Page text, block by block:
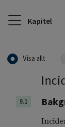
Kapitel
Visa allt
9.1